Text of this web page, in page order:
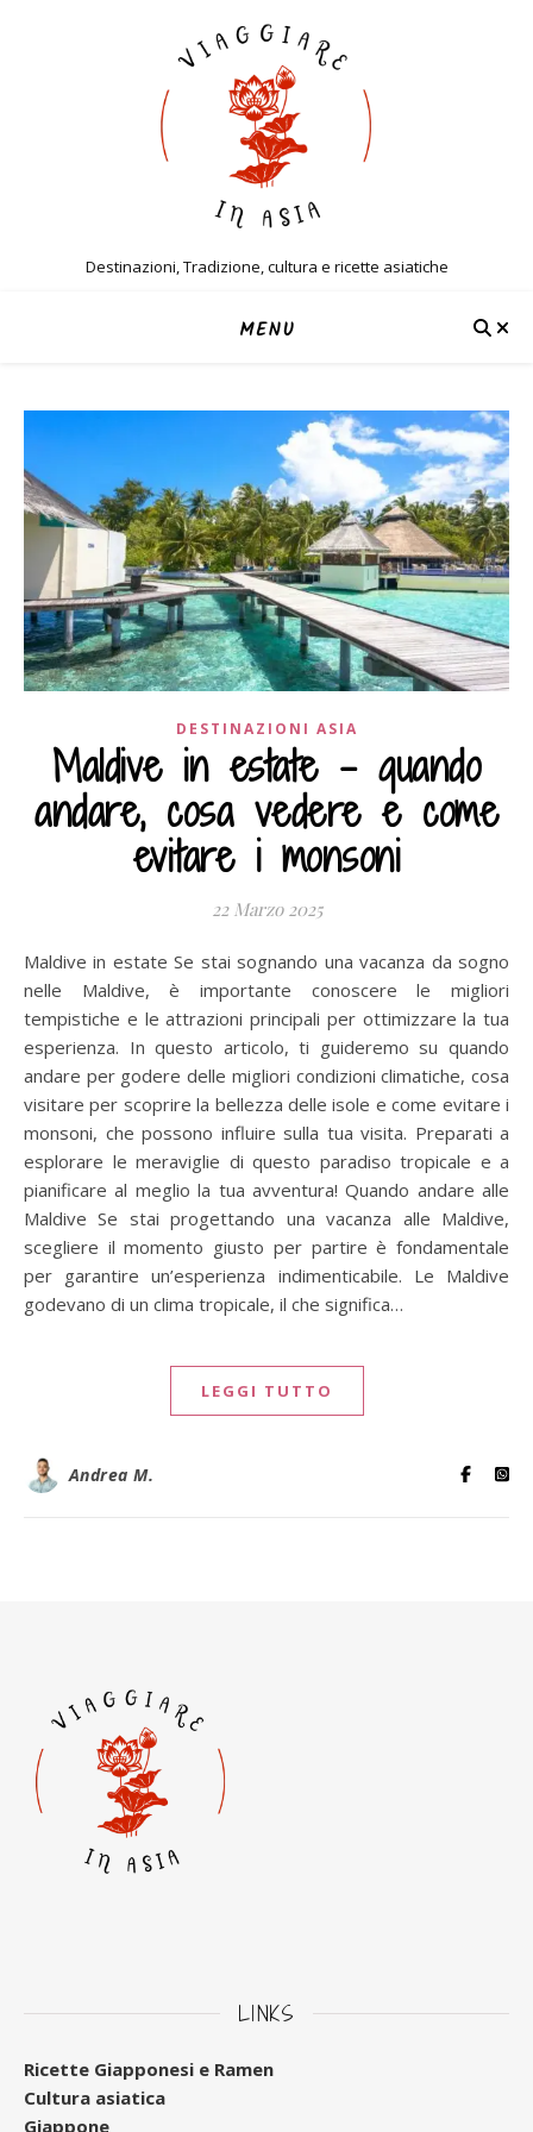
Destinazioni, Tradizione, cultura e ricette asiatiche
MENU
DESTINAZIONI ASIA
Maldive in estate – quando
andare, cosa vedere e come
evitare i monsoni
22 Marzo 2025
Maldive in estate Se stai sognando una vacanza da sogno
nelle Maldive, è importante conoscere le migliori
tempistiche e le attrazioni principali per ottimizzare la tua
esperienza. In questo articolo, ti guideremo su quando
andare per godere delle migliori condizioni climatiche, cosa
visitare per scoprire la bellezza delle isole e come evitare i
monsoni, che possono influire sulla tua visita. Preparati a
esplorare le meraviglie di questo paradiso tropicale e a
pianificare al meglio la tua avventura! Quando andare alle
Maldive Se stai progettando una vacanza alle Maldive,
scegliere il momento giusto per partire è fondamentale
per garantire un’esperienza indimenticabile. Le Maldive
godevano di un clima tropicale, il che significa…
LEGGI TUTTO
Andrea M.
LINKS
Ricette Giapponesi e Ramen
Cultura asiatica
Giappone